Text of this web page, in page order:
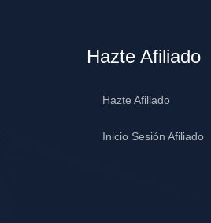
Hazte Afiliado
Hazte Afiliado
Inicio Sesión Afiliado